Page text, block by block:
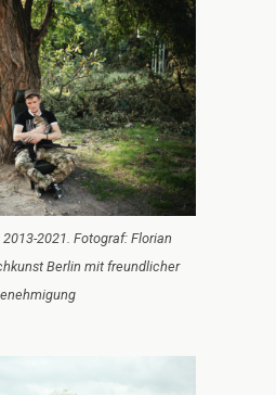
2021. Fotograf: Florian
Berlin mit freundlicher